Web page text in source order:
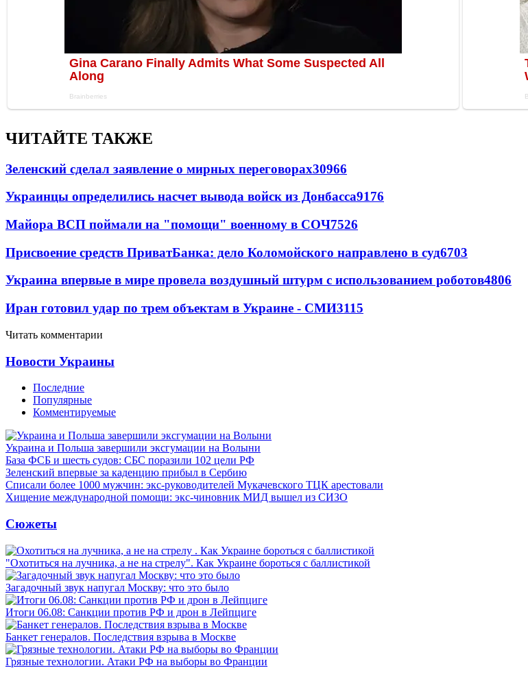
ЧИТАЙТЕ ТАКЖЕ
Зеленский сделал заявление о мирных переговорах30966
Украинцы определились насчет вывода войск из Донбасса9176
Майора ВСП поймали на "помощи" военному в СОЧ7526
Присвоение средств ПриватБанка: дело Коломойского направлено в суд6703
Украина впервые в мире провела воздушный штурм с использованием роботов4806
Иран готовил удар по трем объектам в Украине - СМИ3115
Читать комментарии
Новости Украины
Последние
Популярные
Комментируемые
Украина и Польша завершили эксгумации на Волыни
База ФСБ и шесть судов: СБС поразили 102 цели РФ
Зеленский впервые за каденцию прибыл в Сербию
Списали более 1000 мужчин: экс-руководителей Мукачевского ТЦК арестовали
Хищение международной помощи: экс-чиновник МИД вышел из СИЗО
Сюжеты
"Охотиться на лучника, а не на стрелу". Как Украине бороться с баллистикой
Загадочный звук напугал Москву: что это было
Итоги 06.08: Санкции против РФ и дрон в Лейпциге
Банкет генералов. Последствия взрыва в Москве
Грязные технологии. Атаки РФ на выборы во Франции